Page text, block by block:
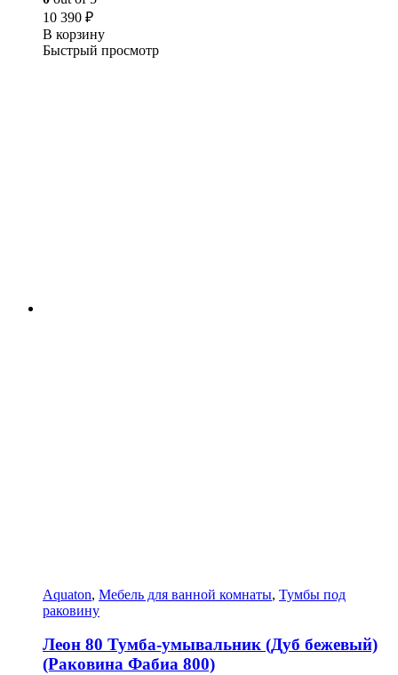
10 390 ₽
В корзину
Быстрый просмотр
Aquaton, Мебель для ванной комнаты, Тумбы под
раковину
Леон 80 Тумба-умывальник (Дуб бежевый)
(Раковина Фабиа 800)